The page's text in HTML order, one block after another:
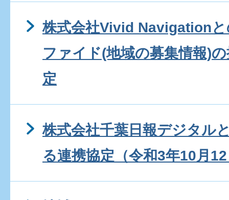
株式会社Vivid Navigation
ファイド(地域の募集情報)
定
株式会社千葉日報デジタル
る連携協定（令和3年10月